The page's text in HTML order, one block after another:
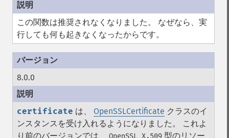
この関数は推奨されなくなりました。 なぜなら、実
行しても何も起きなくなったからです。
8.0.0
certificate は、 OpenSSLCertificate クラスのイ
ンスタンスを受け入れるようになりました。 これよ
り前のバージョンでは、 OpenSSL X.509 型のリソー